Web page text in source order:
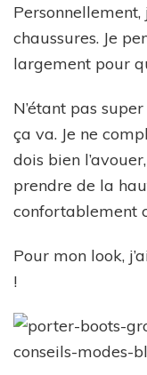
Personnellement,
chaussures. Je
largement pour
N’étant pas
ça va. Je ne
dois bien
prendre de la
confortablement
Pour mon look,
!